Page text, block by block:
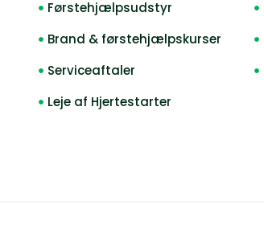
Førstehjælpsudstyr
Brand & førstehjælpskurser
Serviceaftaler
Leje af Hjertestarter